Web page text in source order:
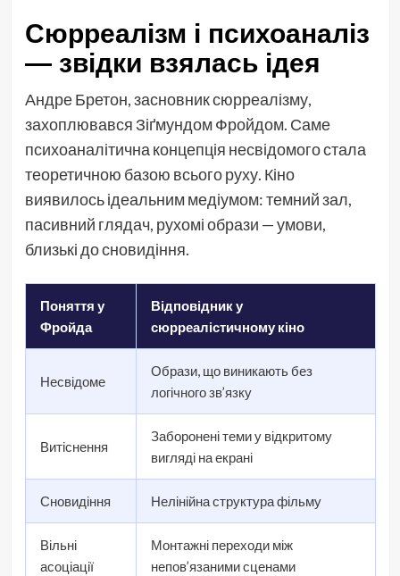
Сюрреалізм і психоаналіз
— звідки взялась ідея
Андре Бретон, засновник сюрреалізму,
захоплювався Зіґмундом Фройдом. Саме
психоаналітична концепція несвідомого стала
теоретичною базою всього руху. Кіно
виявилось ідеальним медіумом: темний зал,
пасивний глядач, рухомі образи — умови,
близькі до сновидіння.
Поняття у
Фройда
Відповідник у
сюрреалістичному кіно
Несвідоме
Образи, що виникають без
логічного зв’язку
Витіснення
Заборонені теми у відкритому
вигляді на екрані
Сновидіння Нелінійна структура фільму
Вільні
асоціації
Монтажні переходи між
непов’язаними сценами